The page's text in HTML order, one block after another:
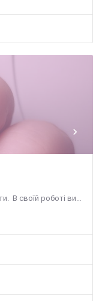
Я майстер з десятирічним досвідом роботи. В своїй роботі використовую техніки класичного та комбіновпного…